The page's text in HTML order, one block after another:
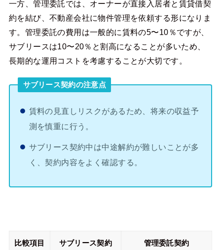
一方、管理委託では、オーナーが直接入居者と賃貸借契
約を結び、不動産会社に物件管理を依頼する形になりま
す。管理委託の費用は一般的に賃料の5〜10％ですが、
サブリースは10〜20％と割高になることが多いため、
長期的な運用コストを考慮することが大切です。
サブリース契約の注意点
賃料の見直しリスクがあるため、将来の収益予
測を慎重に行う。
サブリース契約中は中途解約が難しいことが多
く、契約内容をよく確認する。
比較項目 サブリース契約 管理委託契約